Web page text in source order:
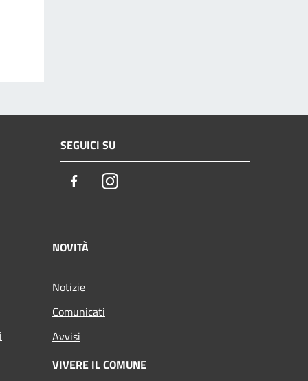
SEGUICI SU
FacebookInstagram
NOVITÀ
Notizie
Comunicati
Avvisi
VIVERE IL COMUNE